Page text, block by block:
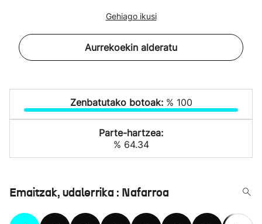
Gehiago ikusi
Aurrekoekin alderatu
Zenbatutako botoak: % 100
Parte-hartzea:
% 64.34
Emaitzak, udalerrika : Nafarroa